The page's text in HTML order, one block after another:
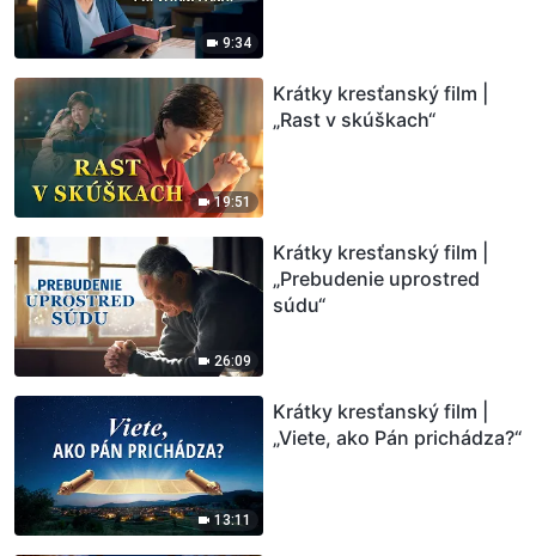
9:34
19:51
Krátky kresťanský film |
„Rast v skúškach“
26:09
Krátky kresťanský film |
„Prebudenie uprostred
súdu“
13:11
Krátky kresťanský film |
„Viete, ako Pán prichádza?“